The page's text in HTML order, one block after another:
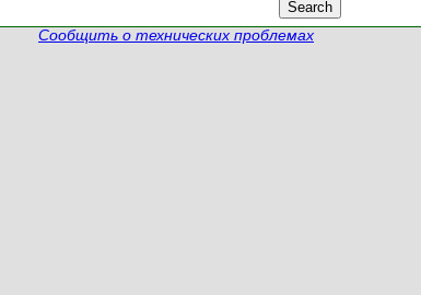
Сообщить о технических проблемах